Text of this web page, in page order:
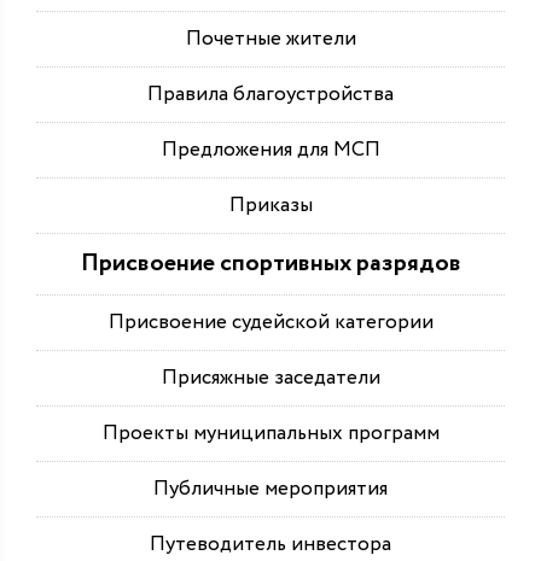
Почетные жители
Правила благоустройства
Предложения для МСП
Приказы
Присвоение спортивных разрядов
Присвоение судейской категории
Присяжные заседатели
Проекты муниципальных программ
Публичные мероприятия
Путеводитель инвестора